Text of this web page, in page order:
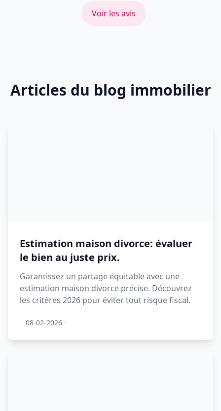
Voir les avis
Articles du blog immobilier
Estimation maison divorce: évaluer
le bien au juste prix.
Garantissez un partage équitable avec une
estimation maison divorce précise. Découvrez
les critères 2026 pour éviter tout risque fiscal.
08-02-2026 ·